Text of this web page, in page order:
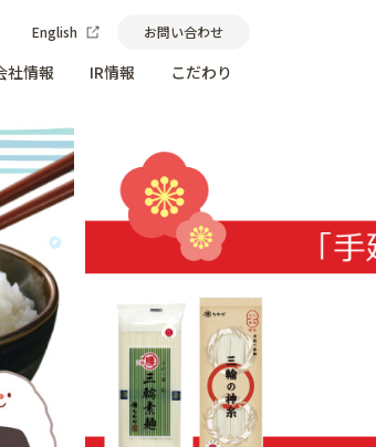
English お問い合わせ
社情報 IR情報 こだわり